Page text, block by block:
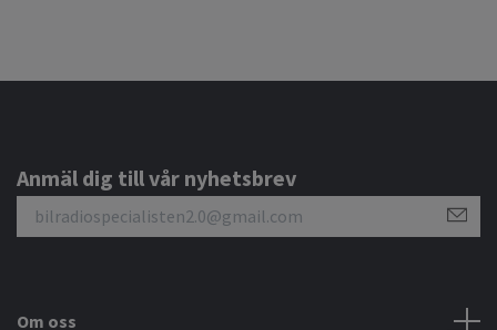
Anmäl dig till vår nyhetsbrev
Om oss